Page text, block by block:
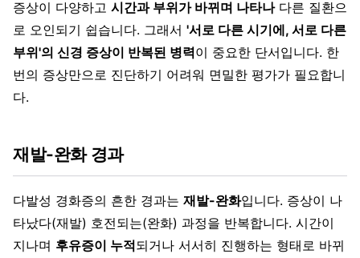
증상이 다양하고 시간과 부위가 바뀌며 나타나다른 질환으
로 오인되기 쉽습니다. 그래서 '서로 다른 시기에, 서로 다른
부위'의 신경 증상이 반복된 병력이 중요한 단서입니다. 한
번의 증상만으로 진단하기 어려워 면밀한 평가가 필요합니
다.
재발-완화 경과
다발성 경화증의 흔한 경과는 재발-완화입니다. 증상이 나
타났다(재발) 호전되는(완화) 과정을 반복합니다. 시간이
지나며 후유증이 누적되거나 서서히 진행하는 형태로 바뀌